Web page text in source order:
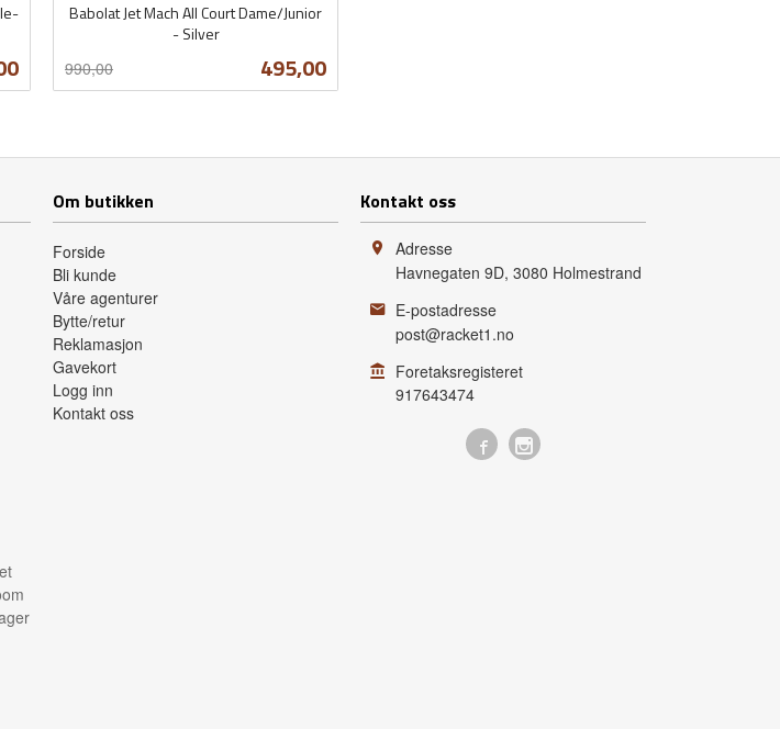
Babolat Jet Mach All Court Dame/Junior
- Silver
Tilbud
495,00
990,00
mva.
Om butikken
Forside
Bli kunde
Våre agenturer
Bytte/retur
Reklamasjon
Gavekort
Logg inn
Kontakt oss
Kontakt oss
Adresse
Havnegaten 9D, 3080 Holmestrand
E-postadresse
post@racket1.no
Foretaksregisteret
917643474